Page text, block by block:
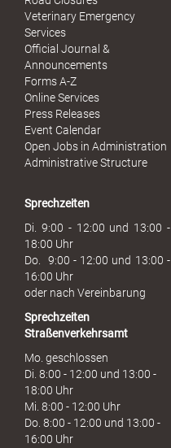
u
h
Veterinary Emergency
Services
Official Journal &
Announcements
Forms A-Z
Online Services
Press Releases
Event Calendar
Open Jobs in Administration
Administrative Structure
Sprechzeiten
Di. 9:00 - 12:00 und 13:00 -
18:00 Uhr
Do. 9:00 - 12:00 und 13:00 -
16:00 Uhr
oder nach Vereinbarung
Sprechzeiten
Straßenverkehrsamt
Mo. geschlossen
Di. 8:00 - 12:00 und 13:00 -
18:00 Uhr
Mi. 8:00 - 12:00 Uhr
Do. 8:00 - 12:00 und 13:00 -
16:00 Uhr